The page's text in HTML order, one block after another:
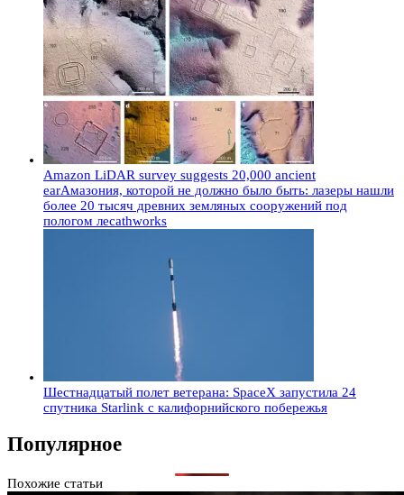
Amazon LiDAR survey suggests 20,000 ancient
earАмазония, которой не должно было быть: лазеры нашли
более 20 тысяч древних земляных сооружений под
пологом лесаthworks
Шестнадцатый полет ветерана: SpaceX запустила 24
спутника Starlink с калифорнийского побережья
Популярное
Похожие статьи